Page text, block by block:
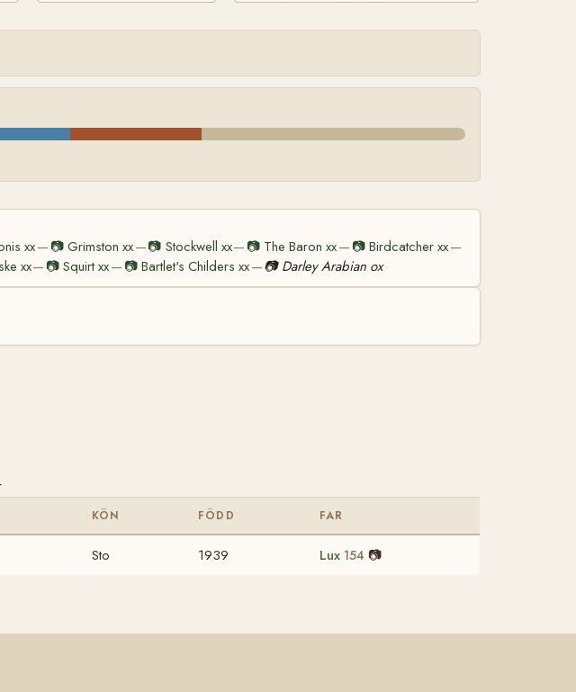
xx— 📷Grimston xx—📷 Stockwell xx— 📷 The Baron xx— 📷Birdcatcher xx—
xx— 📷Squirt xx— 📷Bartlet's Childers xx—📷 Darley Arabian ox
KÖN FÖDD FAR
Sto 1939 Lux 154 📷